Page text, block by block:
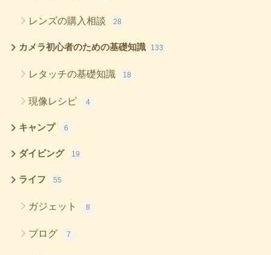
レンズの購入相談 28
カメラ初心者のための基礎知識 133
レタッチの基礎知識 18
現像レシピ 4
キャンプ 6
ダイビング 19
ライフ 55
ガジェット 8
ブログ 7